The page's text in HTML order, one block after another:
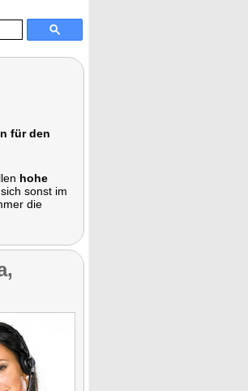
für den
hohe
sonst im
die